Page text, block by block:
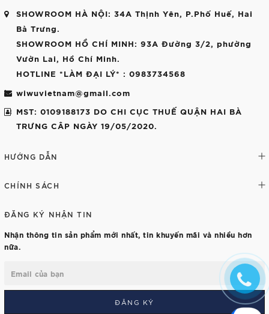
SHOWROOM HÀ NỘI: 34A Thịnh Yên, P.Phố Huế, Hai
Bà Trưng.
SHOWROOM HỒ CHÍ MINH: 93A Đường 3/2, phường
Vườn Lai, Hồ Chí Minh.
HOTLINE *LÀM ĐẠI LÝ* : 0983734568
wiwuvietnam@gmail.com
MST: 0109188173 DO CHI CỤC THUẾ QUẬN HAI BÀ
TRƯNG CÂP NGÀY 19/05/2020.
HƯỚNG DẪN
CHÍNH SÁCH
ĐĂNG KÝ NHẬN TIN
Nhận thông tin sản phẩm mới nhất, tin khuyến mãi và nhiều hơn
nữa.
ĐĂNG KÝ